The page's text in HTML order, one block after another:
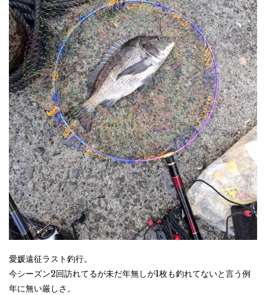
愛媛遠征ラスト釣行。
今シーズン2回訪れてるが未だ年無しが1枚も釣れてないと言う例
年に無い厳しさ。